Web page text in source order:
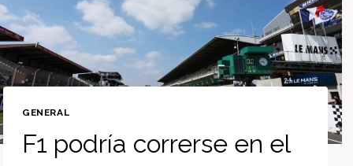
GENERAL
F1 podría correrse en el